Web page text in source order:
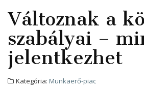
Változnak a
szabályai –
jelentkezhet
Kategória: Munkaerő-piac